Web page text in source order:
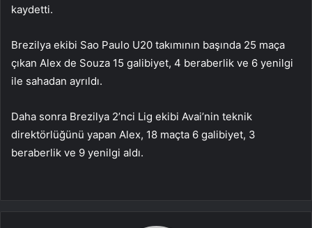
kaydetti.
Brezilya ekibi Sao Paulo U20 takımının başında 25 maça
çıkan Alex de Souza 15 galibiyet, 4 beraberlik ve 6 yenilgi
ile sahadan ayrıldı.
Daha sonra Brezilya 2’nci Lig ekibi Avai’nin teknik
direktörlüğünü yapan Alex, 18 maçta 6 galibiyet, 3
beraberlik ve 9 yenilgi aldı.